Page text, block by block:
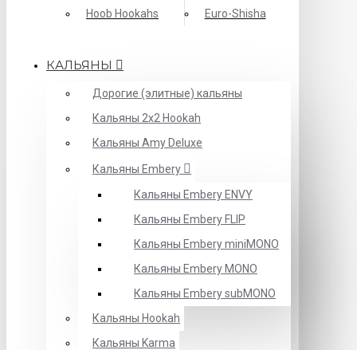
Hoob Hookahs
Еuro-Shisha
КАЛЬЯНЫ
Дорогие (элитные) кальяны
Кальяны 2х2 Hookah
Кальяны Amy Deluxe
Кальяны Embery
Кальяны Embery ENVY
Кальяны Embery FLIP
Кальяны Embery miniMONO
Кальяны Embery MONO
Кальяны Embery subMONO
Кальяны Hookah
Кальяны Karma